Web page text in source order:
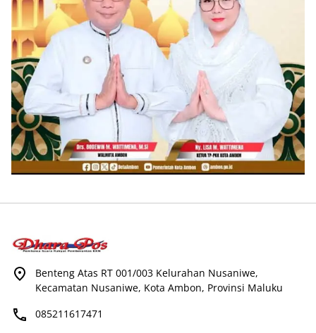
Benteng Atas RT 001/003 Kelurahan Nusaniwe,
Kecamatan Nusaniwe, Kota Ambon, Provinsi Maluku
085211617471